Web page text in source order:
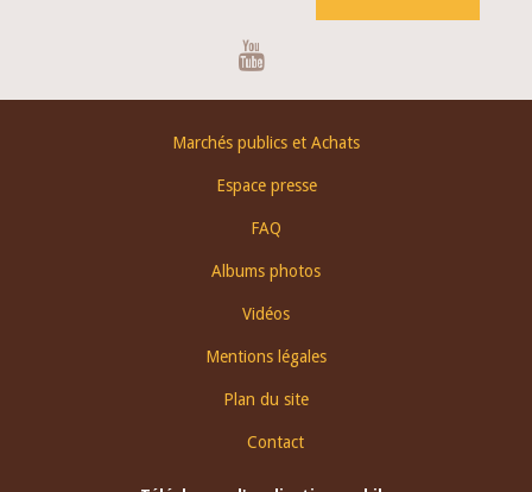
Marchés publics et Achats
Espace presse
FAQ
Albums photos
Vidéos
Mentions légales
Plan du site
Contact